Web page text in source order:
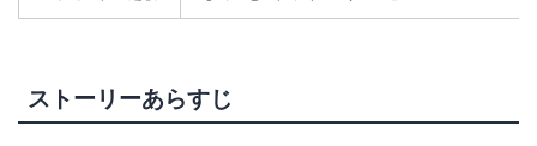
ストーリーあらすじ